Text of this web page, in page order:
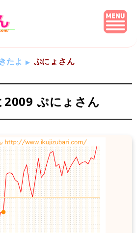
たよ ぷにょさん
2009 ぷにょさん